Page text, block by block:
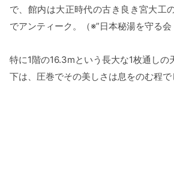
で、館内は大正時代の古き良き宮大工
でアンティーク。（※”日本秘湯を守る会
特に1階の16.3mという長大な1枚通しの
下は、圧巻でその美しさは息をのむ程で